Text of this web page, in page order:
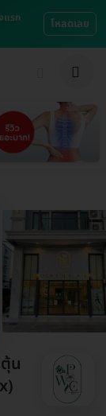
แรก
โหลดเลย
น